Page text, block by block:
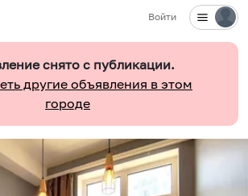
Войти
снято с публикации.
другие объявления в этом
городе